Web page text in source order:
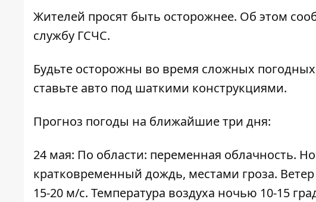
Жителей просят быть осторожнее. Об этом
службу ГСЧС.
Будьте осторожны во время сложных
ставьте авто под шаткими конструкциями.
Прогноз погоды на ближайшие три дня:
24 мая: По области: переменная облачность.
кратковременный дождь, местами гроза.
15-20 м/с. Температура воздуха ночью 10-15